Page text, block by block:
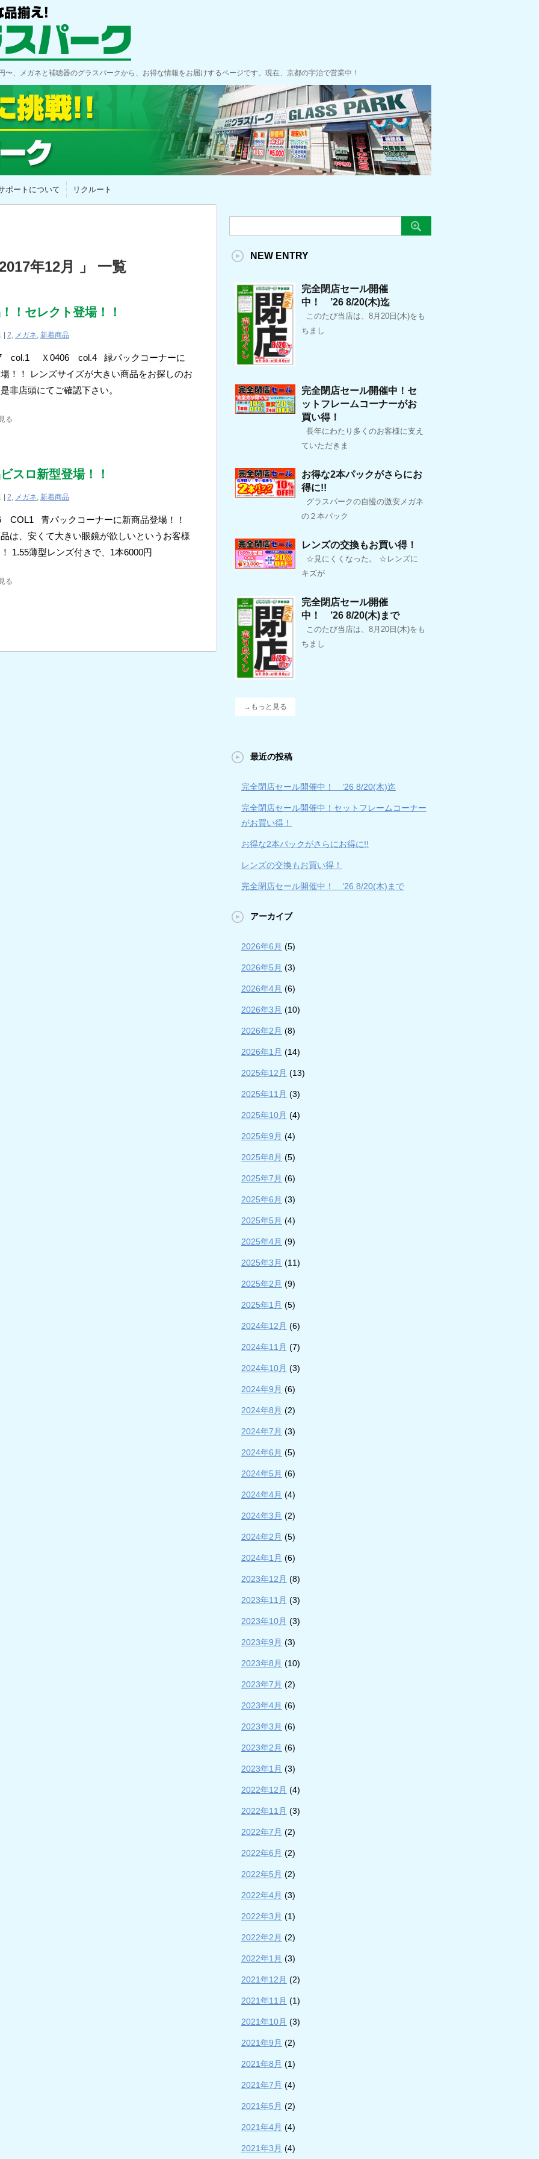
、メガネと補聴器のグラスパークから、お得な情報をお届けするページです。現在、京都の宇治で営業中！
ポートについて リクルート
年12月 」 一覧
！セレクト登場！！
| 2, メガネ, 新着商品
col.1 Ｘ0406 col.4 緑パックコーナーに
！！ レンズサイズが大きい商品をお探しのお
非店頭にてご確認下さい。
る
スロ新型登場！！
| 2, メガネ, 新着商品
COL1 青パックコーナーに新商品登場！！
は、安くて大きい眼鏡が欲しいというお客様
1.55薄型レンズ付きで、1本6000円
る
NEW ENTRY
完全閉店セール開催
中！ ’26 8/20(木)迄
このたび当店は、8月20日(木)をも
ちまし
完全閉店セール開催中！セ
ットフレームコーナーがお
買い得！
長年にわたり多くのお客様に支え
ていただきま
お得な2本パックがさらにお
得に!!
グラスパークの自慢の激安メガネ
の２本パック
レンズの交換もお買い得！
☆見にくくなった。 ☆レンズに
キズが
完全閉店セール開催
中！ ’26 8/20(木)まで
このたび当店は、8月20日(木)をも
ちまし
→もっと見る
最近の投稿
完全閉店セール開催中！ ’26 8/20(木)迄
完全閉店セール開催中！セットフレームコーナー
がお買い得！
お得な2本パックがさらにお得に!!
レンズの交換もお買い得！
完全閉店セール開催中！ ’26 8/20(木)まで
アーカイブ
2026年6月 (5)
2026年5月 (3)
2026年4月 (6)
2026年3月 (10)
2026年2月 (8)
2026年1月 (14)
2025年12月 (13)
2025年11月 (3)
2025年10月 (4)
2025年9月 (4)
2025年8月 (5)
2025年7月 (6)
2025年6月 (3)
2025年5月 (4)
2025年4月 (9)
2025年3月 (11)
2025年2月 (9)
2025年1月 (5)
2024年12月 (6)
2024年11月 (7)
2024年10月 (3)
2024年9月 (6)
2024年8月 (2)
2024年7月 (3)
2024年6月 (5)
2024年5月 (6)
2024年4月 (4)
2024年3月 (2)
2024年2月 (5)
2024年1月 (6)
2023年12月 (8)
2023年11月 (3)
2023年10月 (3)
2023年9月 (3)
2023年8月 (10)
2023年7月 (2)
2023年4月 (6)
2023年3月 (6)
2023年2月 (6)
2023年1月 (3)
2022年12月 (4)
2022年11月 (3)
2022年7月 (2)
2022年6月 (2)
2022年5月 (2)
2022年4月 (3)
2022年3月 (1)
2022年2月 (2)
2022年1月 (3)
2021年12月 (2)
2021年11月 (1)
2021年10月 (3)
2021年9月 (2)
2021年8月 (1)
2021年7月 (4)
2021年5月 (2)
2021年4月 (4)
2021年3月 (4)